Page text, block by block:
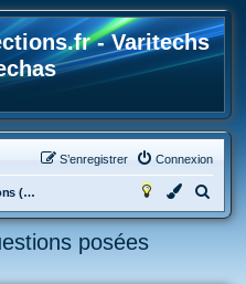
- Varitechs
Connexion
S’enregistrer
Foire aux questions (Questions posées fréquemment)
e
posées